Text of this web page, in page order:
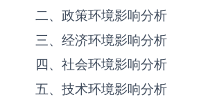
二、政策环境影响分析
三、‌‌‌经济环境影响分析
四、社会环境影响分析
五、技术环境影响分析